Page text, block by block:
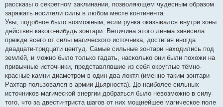
рассказы о секретном заклинании, позволяющем чудесным образом
заряжать носители силы в любом месте континента.
Увы, подобное было возможным, если рунка оказывался внутри зоны
действия какого-нибудь зонтари. Величина этого линма зависела
прежде всего от силы магического источника, достигая иногда
двадцати-тридцати центуд. Самые сильные зонтари находились под
землёй, и можно было только гадать, насколько они были похожи на
привычные источники, представлявшие из себя округлые тёмно-
красные камни диаметром в один-два локтя (именно таким зонтари
Рахтар пользовался в армии Дьярноста). До наиболее сильных
источников магической энергии добраться было невозможно в силу
того, что за двести-триста шагов от них мощнейшее магическое поле